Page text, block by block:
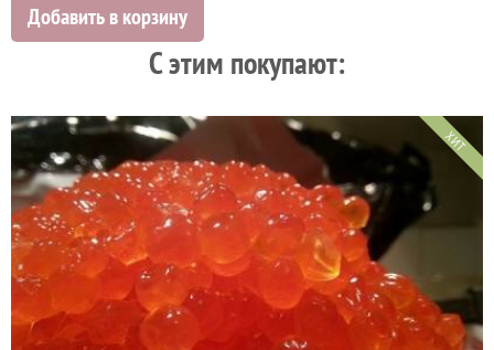
Добавить в корзину
C этим покупают:
ХИТ